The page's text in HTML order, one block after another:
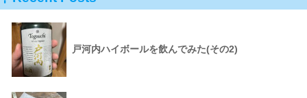
戸河内ハイボールを飲んでみた(その2)